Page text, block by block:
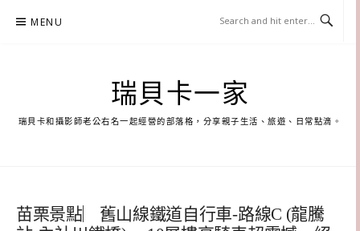
MENU
瑞貝卡一家
瑞貝卡和攝影師老公右名一起經營的部落格，分享親子生活、旅遊、日常點滴。
苗栗景點︳舊山線鐵道自行車-路線C (龍騰